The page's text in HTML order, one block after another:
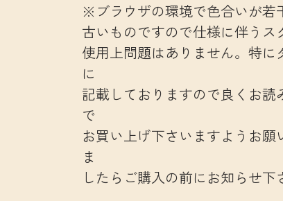
※ブラウザの環境で色合いが若
古いものですので仕様に伴う
使用上問題はありません。特
に
記載しておりますので良くお
で
お買い上げ下さいますようお
ま
したらご購入の前にお知らせ下